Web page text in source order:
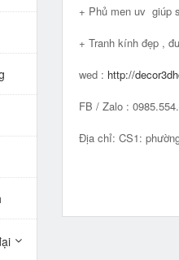
+ Phủ men uv giúp
+ Tranh kính đẹp ,
wed : http://
FB / Zalo :
Địa chỉ: CS1: